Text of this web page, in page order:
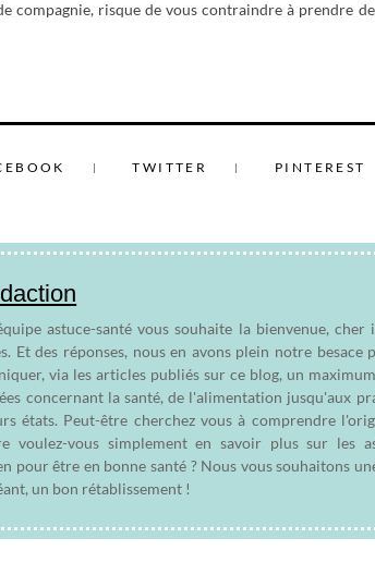
compagnie, risque de vous contraindre à prendre
TWITTER PINTEREST
astuce-santé vous souhaite la bienvenue,
Et des réponses, nous en avons plein notre besace
via les articles publiés sur ce blog, un
concernant la santé, de l'alimentation jusqu'aux
états. Peut-être cherchez vous à comprendre
voulez-vous simplement en savoir plus sur les
pour être en bonne santé ? Nous vous souhaitons
un bon rétablissement !